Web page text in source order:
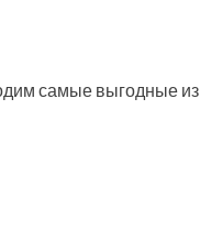
самые выгодные из